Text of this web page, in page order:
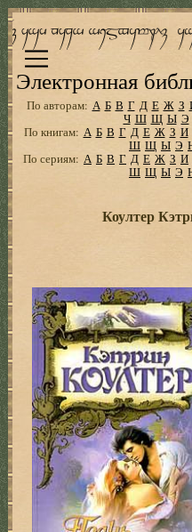
Электронная
По авторам: А Б В Г Д Е Ж З
Ч Ш Щ Ы Э
По книгам: А Б В Г Д Е Ж З И
Ш Щ Ы Э
По сериям: А Б В Г Д Е Ж З И
Ш Щ Ы Э
Коултер